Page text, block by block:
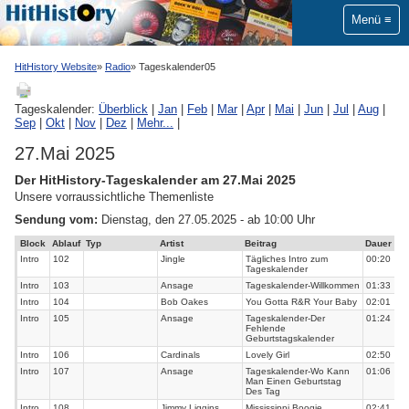
Menü
HitHistory Website Radio Tageskalender05
Tageskalender: Überblick Jan Feb Mar| Apr| Mai Jun Jul Aug
Sep
Okt Nov Dez Mehr...
27.Mai 2025
Der HitHistory-Tageskalender am 27.Mai 2025
Unsere vorraussichtliche Themenliste
Sendung vom: Dienstag, den 27.05.2025 - ab 10:00 Uhr
Block Ablauf Typ Artist Beitrag
Dauer
Intro
102 Jingle
Tägliches Intro zum
Tageskalender
00:20
Intro 103 Ansage Tageskalender-Willkommen
01:33
Intro
104 Bob Oakes You Gotta R&R Your Baby
02:01
Intro
105 Ansage
Tageskalender-Der
Fehlende
Geburtstagskalender
01:24
Intro 106 Cardinals Lovely Girl
02:50
Intro
107 Ansage
Tageskalender-Wo Kann
Man Einen Geburtstag
Des Tag
01:06